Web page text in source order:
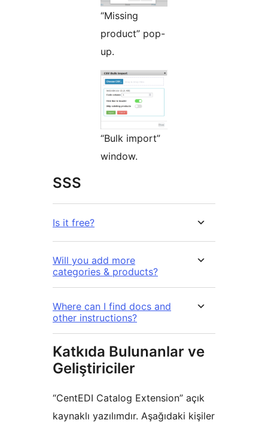
“Missing
product” pop-
up.
“Bulk import”
window.
SSS
Is it free?
Will you add more
categories & products?
Where can I find docs and
other instructions?
Katkıda Bulunanlar ve
Geliştiriciler
“CentEDI Catalog Extension” açık
kaynaklı yazılımdır. Aşağıdaki kişiler